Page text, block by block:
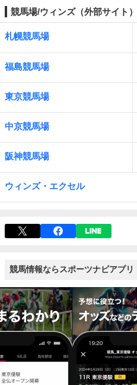
競馬場/ウィンズ（外部サイト）
札幌競馬場
福島競馬場
東京競馬場
中京競馬場
阪神競馬場
ウィンズ・エクセル
競馬情報ならスポーツナビアプリ